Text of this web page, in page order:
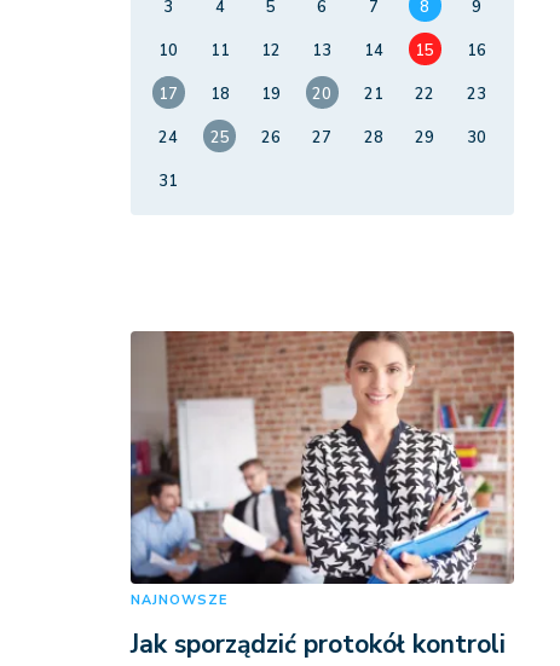
3
4 5 6 7 8
9
10
11 12 13 14 15
16
17
18 19 20 21 22
23
24
25 26 27 28 29
30
31
NAJNOWSZE
Jak sporządzić protokół kontroli